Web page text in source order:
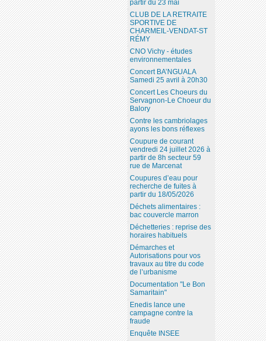
partir du 23 mai
CLUB DE LA RETRAITE
SPORTIVE DE
CHARMEIL-VENDAT-ST
RÉMY
CNO Vichy - études
environnementales
Concert BA’NGUALA
Samedi 25 avril à 20h30
Concert Les Choeurs du
Servagnon-Le Choeur du
Balory
Contre les cambriolages
ayons les bons réflexes
Coupure de courant
vendredi 24 juillet 2026 à
partir de 8h secteur 59
rue de Marcenat
Coupures d’eau pour
recherche de fuites à
partir du 18/05/2026
Déchets alimentaires :
bac couvercle marron
Déchetteries : reprise des
horaires habituels
Démarches et
Autorisations pour vos
travaux au titre du code
de l’urbanisme
Documentation "Le Bon
Samaritain"
Enedis lance une
campagne contre la
fraude
Enquête INSEE